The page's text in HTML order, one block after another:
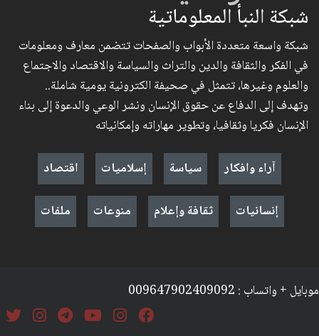
شبكة النبأ المعلوماتية
شبكة واسعة متعددة الأبواب والصفحات تتضمن معارف ومعلومات
في الفكر والثقافة والدين والتراث والسياسة والاقتصاد والاجتماع
والعلوم وغيرها، تتمثل في صحيفة الكترونية يومية شاملة..
وتهدف إلى الدفاع عن حقوق الإنسان ونشر الوعي والدعوة إلى بناء
الإنسان فكريا وثقافيا، وتطوير مهاراته وإمكانياته
آراء وافكار
سياسة إسلاميات
اقتصاد
إنسانيات
ثقافة وإعلام منوعات ملفات
موبايل + واتساب : 009647902409092